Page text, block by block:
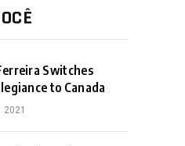
Switches
to Canada
2021